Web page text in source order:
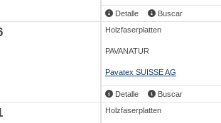
Detalle Buscar
Holzfaserplatten
PAVANATUR
Pavatex SUISSE AG
Detalle Buscar
Holzfaserplatten